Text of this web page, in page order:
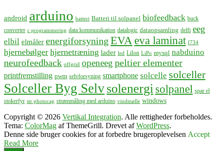
android arduino batteri Batteri til solpanel biofeedback buck
converter c programmering data kommunikation datalogic dataopsamling delfi eeg
elbil elmåler energiforsyning EVA eva laminat f734
hjernebølger hjernetræning lader led LiIon LiPo mysql nabduino
neurofeedback offgrid openeeg peltier elementer
printfremstilling pwm selvforsyning smartphone solcelle solceller
Solceller Byg Selvsolenergi solpanel spar el
stokerfyr str photocap strømmåling med arduino vindmølle windows
Copyright © 2026 Vertikal Integration. Alle rettigheder forbeholdes.
Tema: ColorMag af ThemeGrill. Drevet afWordPress.
Denne side bruger cookies for at forbedre brugeroplevelsen Accept
Read More